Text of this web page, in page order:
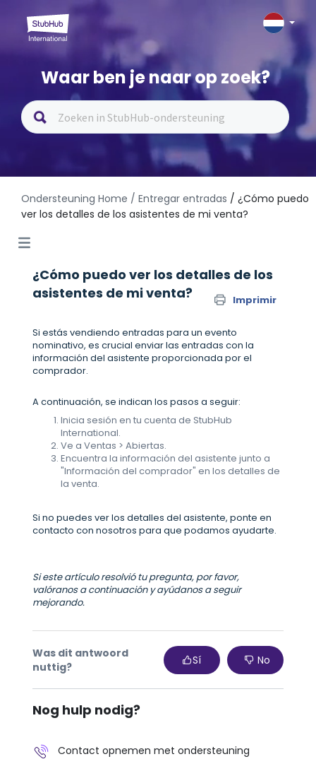
Waar ben je naar op zoek?
Ondersteuning Home / Entregar entradas / ¿Cómo puedo
ver los detalles de los asistentes de mi venta?
¿Cómo puedo ver los detalles de los
asistentes de mi venta?
Imprimir
Si estás vendiendo entradas para un evento
nominativo, es crucial enviar las entradas con la
información del asistente proporcionada por el
comprador.
A continuación, se indican los pasos a seguir:
Inicia sesión en tu cuenta de StubHub
International.
Ve a Ventas > Abiertas.
Encuentra la información del asistente junto a
"Información del comprador" en los detalles de
la venta.
Si no puedes ver los detalles del asistente, ponte en
contacto con nosotros para que podamos ayudarte.
Si este artículo resolvió tu pregunta, por favor,
valóranos a continuación y ayúdanos a seguir
mejorando.
Was dit antwoord
nuttig?
Sí No
Nog hulp nodig?
Contact opnemen met ondersteuning